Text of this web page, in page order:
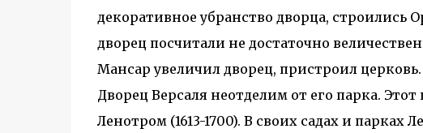
декоративное убранство дворца, строились
дворец посчитали не достаточно
Мансар увеличил дворец, пристроил церковь.
Дворец Версаля неотделим от его парка.
Ленотром (1613-1700). В своих садах и